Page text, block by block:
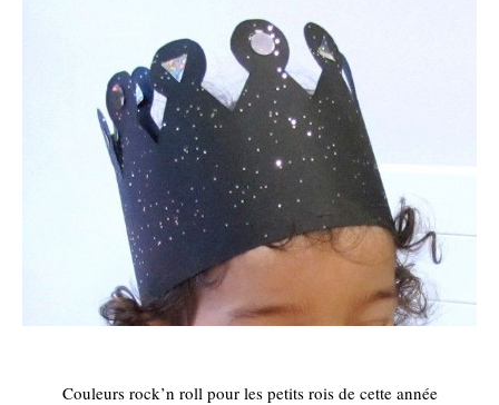
Couleurs rock’n roll pour les petits rois de cette année